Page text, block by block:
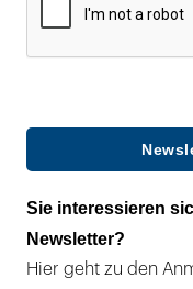
Sie interessieren
Newsletter?
Hier geht zu den